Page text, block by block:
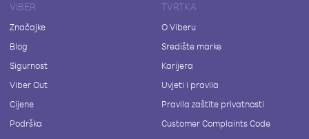
VIBER
Značajke
Blog
Sigurnost
Viber Out
Cijene
Podrška
TVRTKA
O Viberu
Središte marke
Karijera
Uvjeti i pravila
Pravila zaštite privatnosti
Customer Complaints Code